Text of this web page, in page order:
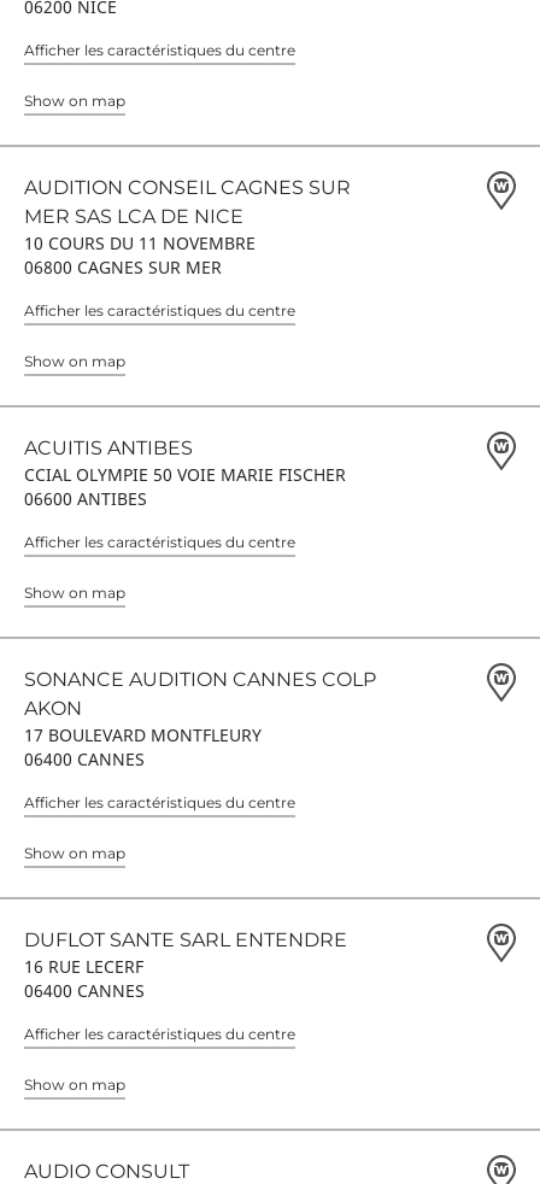
06200 NICE
Afficher les caractéristiques du centre
Show on map
AUDITION CONSEIL CAGNES SUR
MER SAS LCA DE NICE
10 COURS DU 11 NOVEMBRE
06800 CAGNES SUR MER
Afficher les caractéristiques du centre
Show on map
ACUITIS ANTIBES
CCIAL OLYMPIE 50 VOIE MARIE FISCHER
06600 ANTIBES
Afficher les caractéristiques du centre
Show on map
SONANCE AUDITION CANNES COLP
AKON
17 BOULEVARD MONTFLEURY
06400 CANNES
Afficher les caractéristiques du centre
Show on map
DUFLOT SANTE SARL ENTENDRE
16 RUE LECERF
06400 CANNES
Afficher les caractéristiques du centre
Show on map
AUDIO CONSULT